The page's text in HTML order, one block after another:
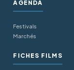
AGENDA
Festivals
Marchés
FICHES FILMS